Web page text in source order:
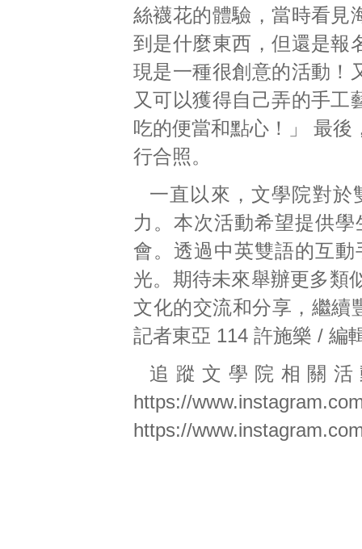
絲襪花的體驗，當時看見
到是什麼東西，但還是報
現是一種很創意的活動！
又可以獲得自己弄的手工
吃的便當和點心！」 最後
行合照。
一直以來，文學院對於
力。本次活動希望提供
會。透過中英雙語的互
光。期待未來舉辦更多類
文化的交流和分享，繼續
記者東亞 114 許施樂 / 編
追蹤文學院相關
https://
https://